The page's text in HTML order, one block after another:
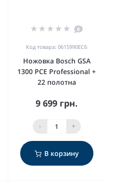
0
Код товара: 0615990EC6
Ножовка Bosch GSA
1300 PCE Professional +
22 полотна
9 699 грн.
- +
В корзину